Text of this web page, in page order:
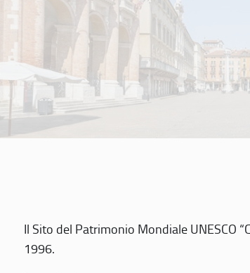
Il Sito del Patrimonio Mondiale UNESCO
1996.